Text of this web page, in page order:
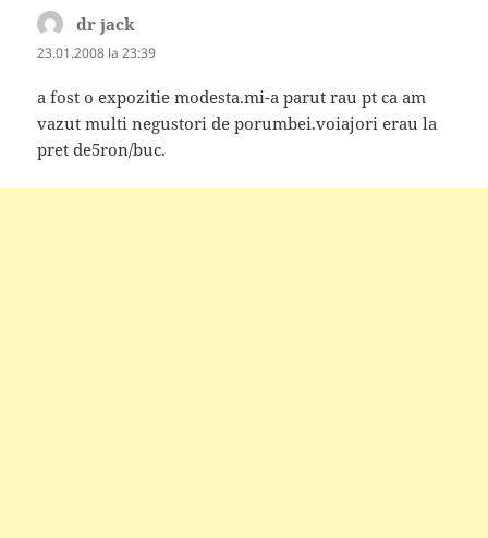
dr jack
23.01.2008 la 23:39
a fost o expozitie modesta.mi-a parut rau pt ca am
vazut multi negustori de porumbei.voiajori erau la
pret de5ron/buc.